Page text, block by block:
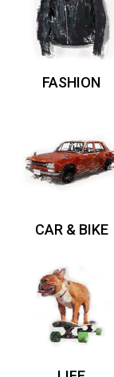
FASHION
CAR & BIKE